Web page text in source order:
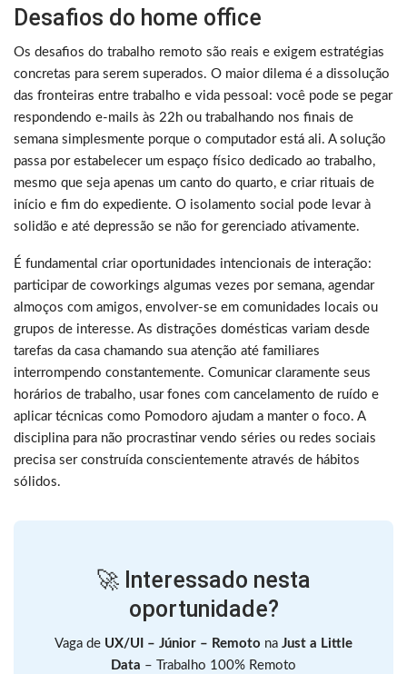
Desafios do home office
Os desafios do trabalho remoto são reais e exigem estratégias
concretas para serem superados. O maior dilema é a dissolução
das fronteiras entre trabalho e vida pessoal: você pode se pegar
respondendo e-mails às 22h ou trabalhando nos finais de
semana simplesmente porque o computador está ali. A solução
passa por estabelecer um espaço físico dedicado ao trabalho,
mesmo que seja apenas um canto do quarto, e criar rituais de
início e fim do expediente. O isolamento social pode levar à
solidão e até depressão se não for gerenciado ativamente.
É fundamental criar oportunidades intencionais de interação:
participar de coworkings algumas vezes por semana, agendar
almoços com amigos, envolver-se em comunidades locais ou
grupos de interesse. As distrações domésticas variam desde
tarefas da casa chamando sua atenção até familiares
interrompendo constantemente. Comunicar claramente seus
horários de trabalho, usar fones com cancelamento de ruído e
aplicar técnicas como Pomodoro ajudam a manter o foco. A
disciplina para não procrastinar vendo séries ou redes sociais
precisa ser construída conscientemente através de hábitos
sólidos.
🚀 Interessado nesta
oportunidade?
Vaga de UX/UI – Júnior – Remoto na Just a Little
Data – Trabalho 100% Remoto